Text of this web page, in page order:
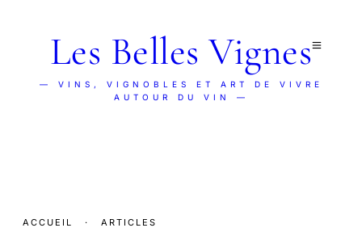
Les Belles Vignes
— VINS, VIGNOBLES ET ART DE VIVRE
AUTOUR DU VIN —
ACCUEIL · ARTICLES